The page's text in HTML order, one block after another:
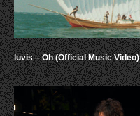
luvis – Oh (Official Music Video)